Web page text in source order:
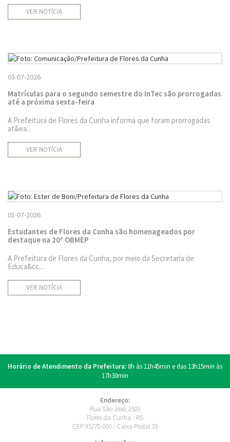
VER NOTÍCIA
03-07-2026
Matrículas para o segundo semestre do InTec são prorrogadas
até a próxima sexta-feira
A Prefeitura de Flores da Cunha informa que foram prorrogadas
at&ea...
VER NOTÍCIA
01-07-2026
Estudantes de Flores da Cunha são homenageados por
destaque na 20ª OBMEP
A Prefeitura de Flores da Cunha, por meio da Secretaria de
Educa&cc...
VER NOTÍCIA
Horário de Atendimento da Prefeitura:8h às 11h45min e das 13h15min às
17h30min
Endereço:
Rua São José, 2500
Flores da Cunha - RS
CEP 95270-000 - Caixa Postal 39